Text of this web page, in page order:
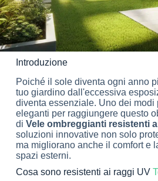
Introduzione
Poiché il sole diventa ogni anno
tuo giardino dall'eccessiva
diventa essenziale. Uno dei modi
eleganti per raggiungere questo
di Vele ombreggianti resistenti
soluzioni innovative non solo
ma migliorano anche il comfort e
spazi esterni.
Cosa sono resistenti ai raggi UV